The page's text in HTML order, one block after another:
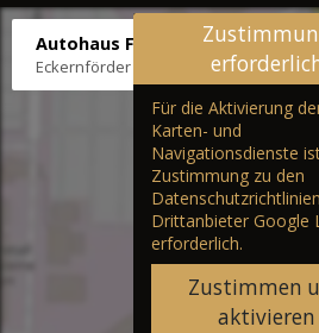
Autohaus Fräter
Eckernförder Str. /Klausbrooker Weg
Für die Aktivierung
Karten- und
Navigationsdienste
Zustimmung zu den
Drittanbieter Google
erforderlich.
Zustimmen
aktivieren